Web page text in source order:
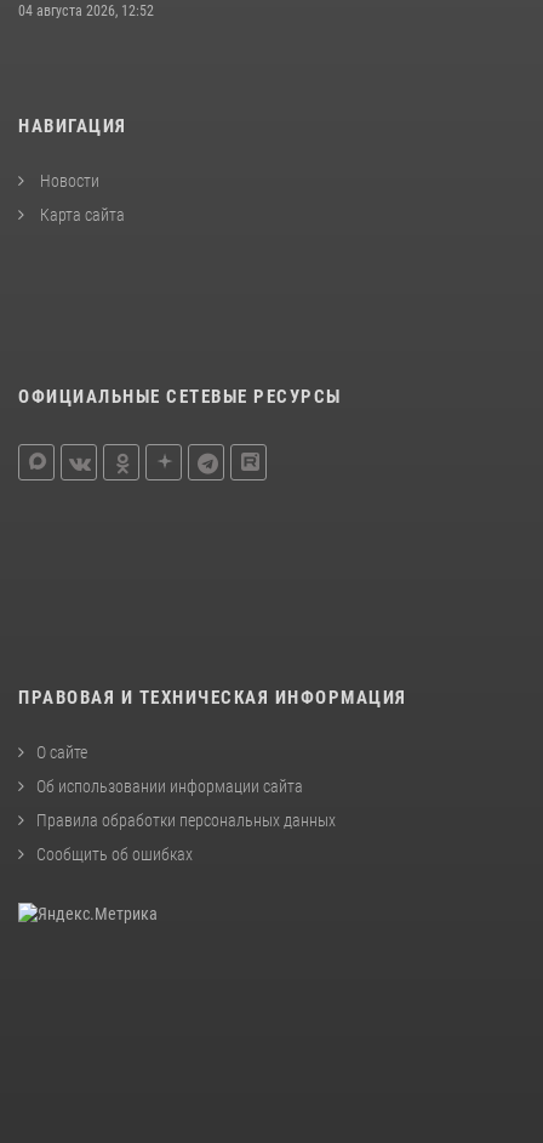
04 августа 2026, 12:52
НАВИГАЦИЯ
Новости
Карта сайта
ОФИЦИАЛЬНЫЕ СЕТЕВЫЕ РЕСУРСЫ
ПРАВОВАЯ И ТЕХНИЧЕСКАЯ ИНФОРМАЦИЯ
О сайте
Об использовании информации сайта
Правила обработки персональных данных
Сообщить об ошибках